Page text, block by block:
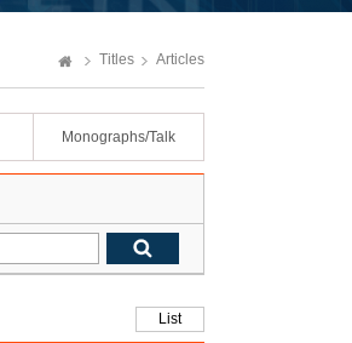
Titles Articles
Monographs/Talk
List